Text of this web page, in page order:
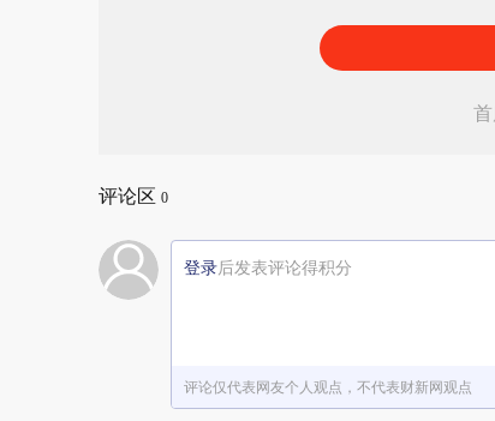
评论区 0
登录后发表评论得积分
评论仅代表网友个人观点，不代表财新网观点